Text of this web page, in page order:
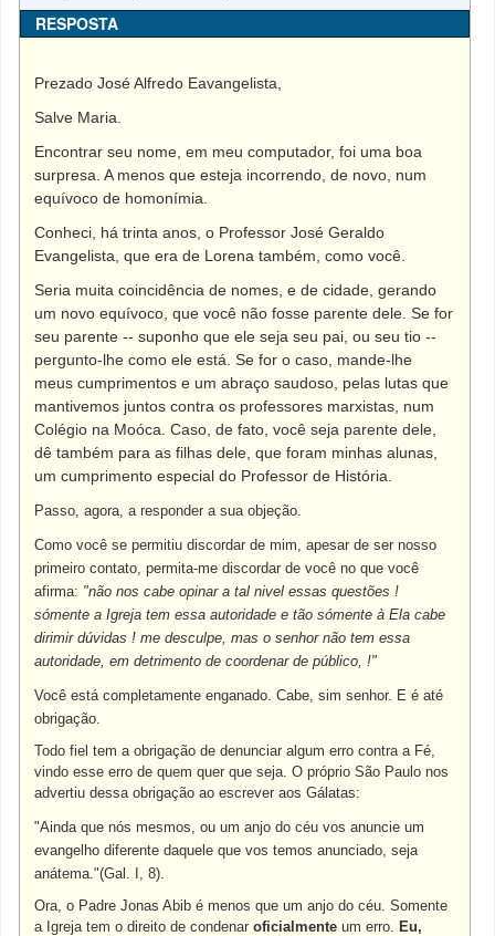
RESPOSTA
Prezado José Alfredo Eavangelista,
Salve Maria.
Encontrar seu nome, em meu computador, foi uma boa
surpresa. A menos que esteja incorrendo, de novo, num
equívoco de homonímia.
Conheci, há trinta anos, o Professor José Geraldo
Evangelista, que era de Lorena também, como você.
Seria muita coincidência de nomes, e de cidade, gerando
um novo equívoco, que você não fosse parente dele. Se for
seu parente -- suponho que ele seja seu pai, ou seu tio --
pergunto-lhe como ele está. Se for o caso, mande-lhe
meus cumprimentos e um abraço saudoso, pelas lutas que
mantivemos juntos contra os professores marxistas, num
Colégio na Moóca. Caso, de fato, você seja parente dele,
dê também para as filhas dele, que foram minhas alunas,
um cumprimento especial do Professor de História.
Passo, agora, a responder a sua objeção.
Como você se permitiu discordar de mim, apesar de ser nosso
primeiro contato, permita-me discordar de você no que você
afirma: "não nos cabe opinar a tal nivel essas questões !
sómente a Igreja tem essa autoridade e tão sómente à Ela cabe
dirimir dúvidas ! me desculpe, mas o senhor não tem essa
autoridade, em detrimento de coordenar de público, !"
Você está completamente enganado. Cabe, sim senhor. E é até
obrigação.
Todo fiel tem a obrigação de denunciar algum erro contra a Fé,
vindo esse erro de quem quer que seja. O próprio São Paulo nos
advertiu dessa obrigação ao escrever aos Gálatas:
"Ainda que nós mesmos, ou um anjo do céu vos anuncie um
evangelho diferente daquele que vos temos anunciado, seja
anátema."(Gal. I, 8).
Ora, o Padre Jonas Abib é menos que um anjo do céu. Somente
a Igreja tem o direito de condenaroficialmenteum erro. Eu,